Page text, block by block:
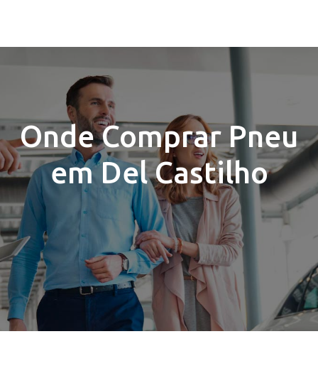
Onde Comprar Pneu
em Del Castilho